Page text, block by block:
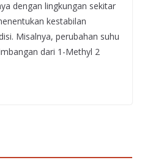
dengan lingkungan sekitar
kestabilan
Misalnya, perubahan suhu
dari 1-Methyl 2